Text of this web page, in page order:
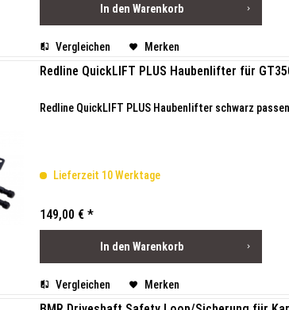
In den Warenkorb
Vergleichen Merken
Redline QuickLIFT PLUS Haubenlifter für
Redline QuickLIFT PLUS Haubenlifter schwarz
Lieferzeit 10 Werktage
149,00 € *
In den Warenkorb
Vergleichen Merken